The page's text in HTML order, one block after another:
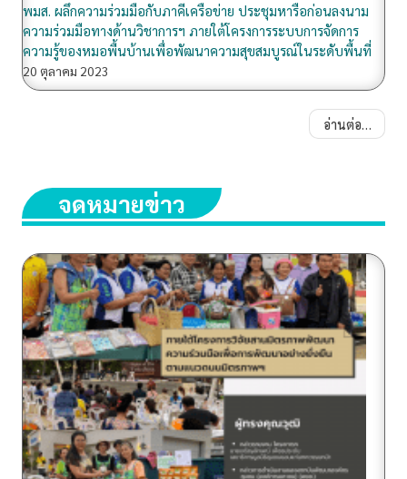
พมส. ผลึกความร่วมมือกับภาคีเครือข่าย ประชุมหารือก่อนลงนาม
ความร่วมมือทางด้านวิชาการฯ ภายใต้โครงการระบบการจัดการ
ความรู้ของหมอพื้นบ้านเพื่อพัฒนาความสุขสมบูรณ์ในระดับพื้นที่
20 ตุลาคม 2023
อ่านต่อ…
จดหมายข่าว